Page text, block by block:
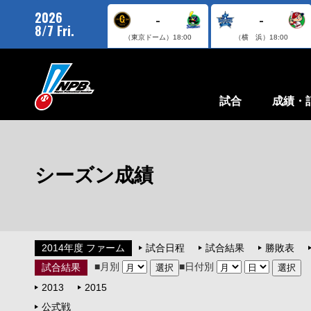
2026
8/7 Fri.
-
（東京ドーム） 18:00
-
（横 浜） 18:00
試合 成績・
シーズン成績
2014年度 ファーム 試合日程 試合結果
勝敗表
試合結果
■月別
■日付別
2013
2015
公式戦